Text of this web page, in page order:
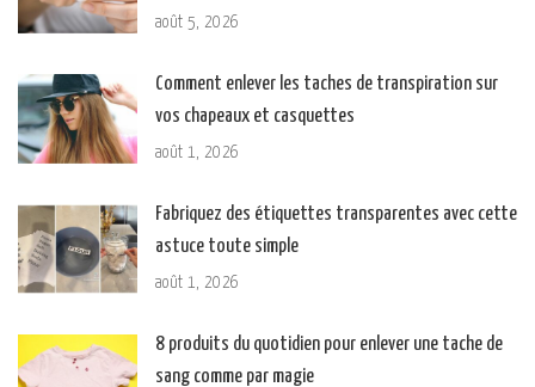
août 5, 2026
Comment enlever les taches de transpiration sur
vos chapeaux et casquettes
août 1, 2026
Fabriquez des étiquettes transparentes avec cette
astuce toute simple
août 1, 2026
8 produits du quotidien pour enlever une tache de
sang comme par magie